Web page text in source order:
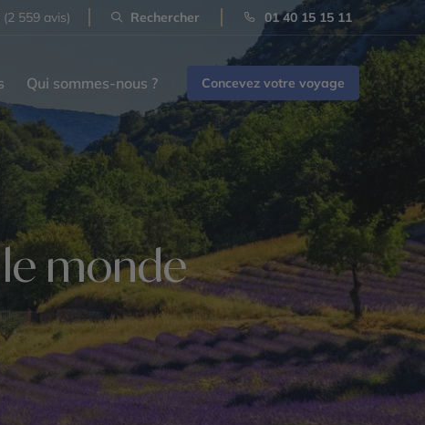
(2 559 avis) Rechercher 01 40 15 15 11
Qui sommes-nous ? Concevez votre voyage
monde